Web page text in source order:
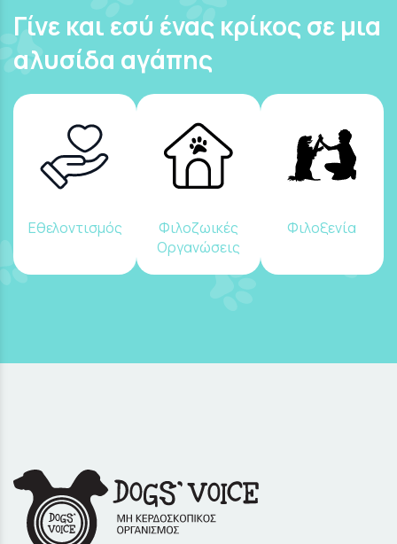
Γίνε και εσύ ένας κρίκος σε μια
αλυσίδα αγάπης
Εθελοντισμός
Φιλοζωικές
Οργανώσεις
Φιλοξενία